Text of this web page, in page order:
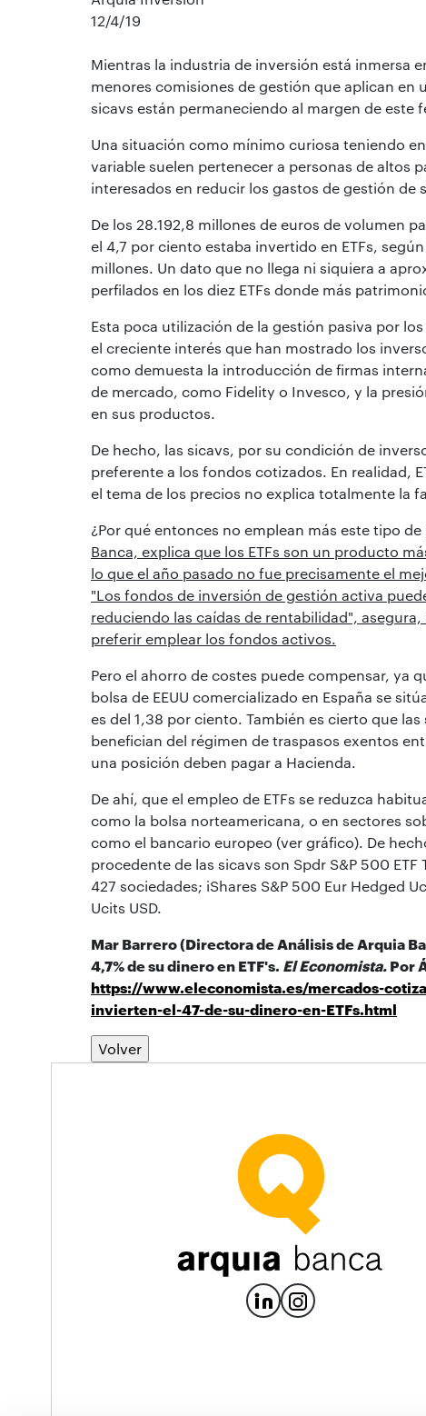
12/4/19
Mientras la industria de inversión está inmersa
menores comisiones de gestión que aplican
sicavs están permaneciendo al margen de este
Una situación como mínimo curiosa teniendo
variable suelen pertenecer a personas de altos
interesados en reducir los gastos de gestión de
De los 28.192,8 millones de euros de volumen
el 4,7 por ciento estaba invertido en ETFs,
millones. Un dato que no llega ni siquiera a
perfilados en los diez ETFs donde más
Esta poca utilización de la gestión pasiva por
el creciente interés que han mostrado los
como demuesta la introducción de firmas
de mercado, como Fidelity o Invesco, y la
en sus productos.
De hecho, las sicavs, por su condición de
preferente a los fondos cotizados. En realidad,
el tema de los precios no explica totalmente la
¿Por qué entonces no emplean más este tipo
Banca, explica que los ETFs son un producto
lo que el año pasado no fue precisamente el
"Los fondos de inversión de gestión activa
reduciendo las caídas de rentabilidad",
preferir emplear los fondos activos.
Pero el ahorro de costes puede compensar, ya
bolsa de EEUU comercializado en España se
es del 1,38 por ciento. También es cierto que
benefician del régimen de traspasos exentos
una posición deben pagar a Hacienda.
De ahí, que el empleo de ETFs se reduzca
como la bolsa norteamericana, o en sectores
como el bancario europeo (ver gráfico). De
procedente de las sicavs son Spdr S&P 500
427 sociedades; iShares S&P 500 Eur Hedged
Ucits USD.
Mar Barrero (Directora de Análisisde Arquia
4,7% de su dinero en ETF's. El Economista. Por
https://www.eleconomista.es/mercados-
invierten-el-47-de-su-dinero-en-ETFs.html
Volver